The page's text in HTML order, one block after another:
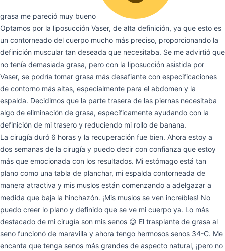
grasa me pareció muy bueno
Optamos por la liposucción Vaser, de alta definición, ya que esto es
un contorneado del cuerpo mucho más preciso, proporcionando la
definición muscular tan deseada que necesitaba. Se me advirtió que
no tenía demasiada grasa, pero con la liposucción asistida por
Vaser, se podría tomar grasa más desafiante con especificaciones
de contorno más altas, especialmente para el abdomen y la
espalda. Decidimos que la parte trasera de las piernas necesitaba
algo de eliminación de grasa, específicamente ayudando con la
definición de mi trasero y reduciendo mi rollo de banana.
La cirugía duró 6 horas y la recuperación fue bien. Ahora estoy a
dos semanas de la cirugía y puedo decir con confianza que estoy
más que emocionada con los resultados. Mi estómago está tan
plano como una tabla de planchar, mi espalda contorneada de
manera atractiva y mis muslos están comenzando a adelgazar a
medida que baja la hinchazón. ¡Mis muslos se ven increíbles! No
puedo creer lo plano y definido que se ve mi cuerpo ya. Lo más
destacado de mi cirugía son mis senos 😉 El trasplante de grasa al
seno funcionó de maravilla y ahora tengo hermosos senos 34-C. Me
encanta que tenga senos más grandes de aspecto natural, ¡pero no